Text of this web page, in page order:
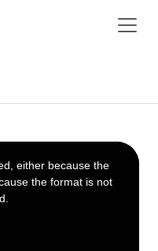
either because the
the format is not